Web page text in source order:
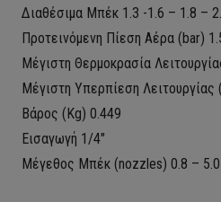
Διαθέσιμα Μπέκ 1.3 -1.6 – 1.8 –
Προτεινόμενη Πίεση Αέρα (bar)
Μέγιστη Θερμοκρασία
Μέγιστη Υπερπίεση Λειτουργίας
Βάρος (Kg) 0.449
Εισαγωγή 1/4″
Μέγεθος Μπέκ (nozzles) 0.8 – 5.0